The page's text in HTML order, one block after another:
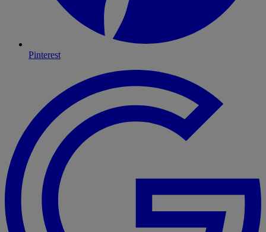
Pinterest